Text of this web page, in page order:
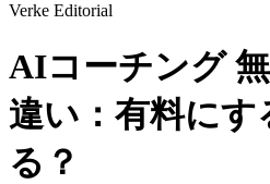
Verke Editorial
AIコーチング
違い：有料にす
る？